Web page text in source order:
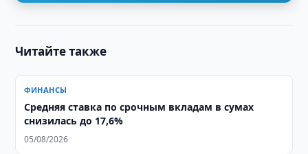
Читайте также
ФИНАНСЫ
Средняя ставка по срочным вкладам в сумах
снизилась до 17,6%
05/08/2026